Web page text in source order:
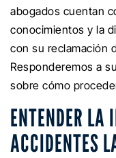
abogados cuentan
conocimientos y la
con su reclamación
Responderemos a
sobre cómo
ENTENDER LA
ACCIDENTES